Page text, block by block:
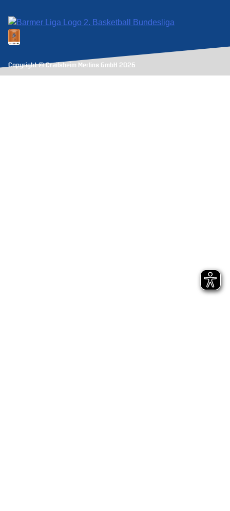
Copyright © Crailsheim Merlins GmbH 2026